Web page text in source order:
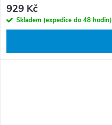
929 Kč
Skladem (expedice do 48 hodin)